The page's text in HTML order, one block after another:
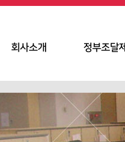
회사소개 정부조달